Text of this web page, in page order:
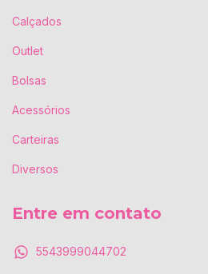
Calçados
Outlet
Bolsas
Acessórios
Carteiras
Diversos
Entre em contato
5543999044702